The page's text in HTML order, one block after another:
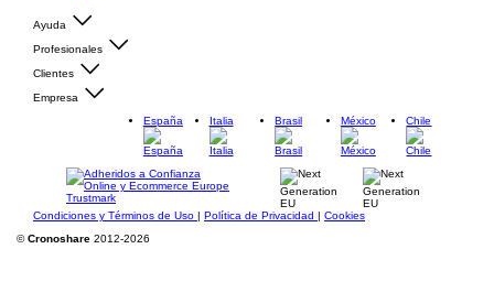
Ayuda
Profesionales
Clientes
Empresa
España
Italia Brasil México Chile
Condiciones y Términos de Uso | Política de Privacidad | Cookies
©Cronoshare 2012-2026